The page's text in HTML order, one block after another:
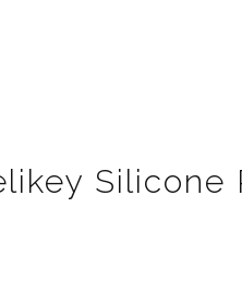
Silicone